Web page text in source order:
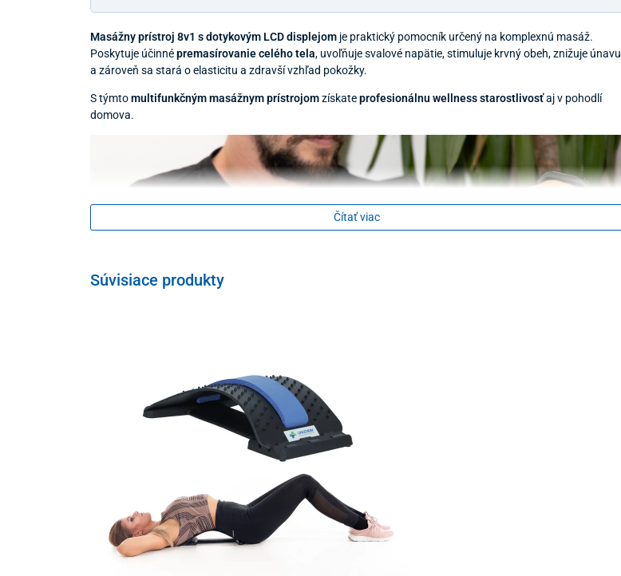
Masážny prístroj 8v1 s dotykovým LCD displejomje praktický pomocník určený na komplexnú masáž.
Poskytuje účinnépremasírovanie celého tela, uvoľňuje svalové napätie, stimuluje krvný obeh, znižuje únavu
a zároveň sa stará o elasticitu a zdravší vzhľad pokožky.
S týmtomultifunkčným masážnym prístrojomzískateprofesionálnu wellness starostlivosťaj v pohodlí
domova.
Jedinečná sila vibrácií a rotácií
Masážny prístroj je výkonnýmtichým 16 W motorom, ktorý kombinuje
pohybmipre ešte
Čítať viac
Súvisiace produkty